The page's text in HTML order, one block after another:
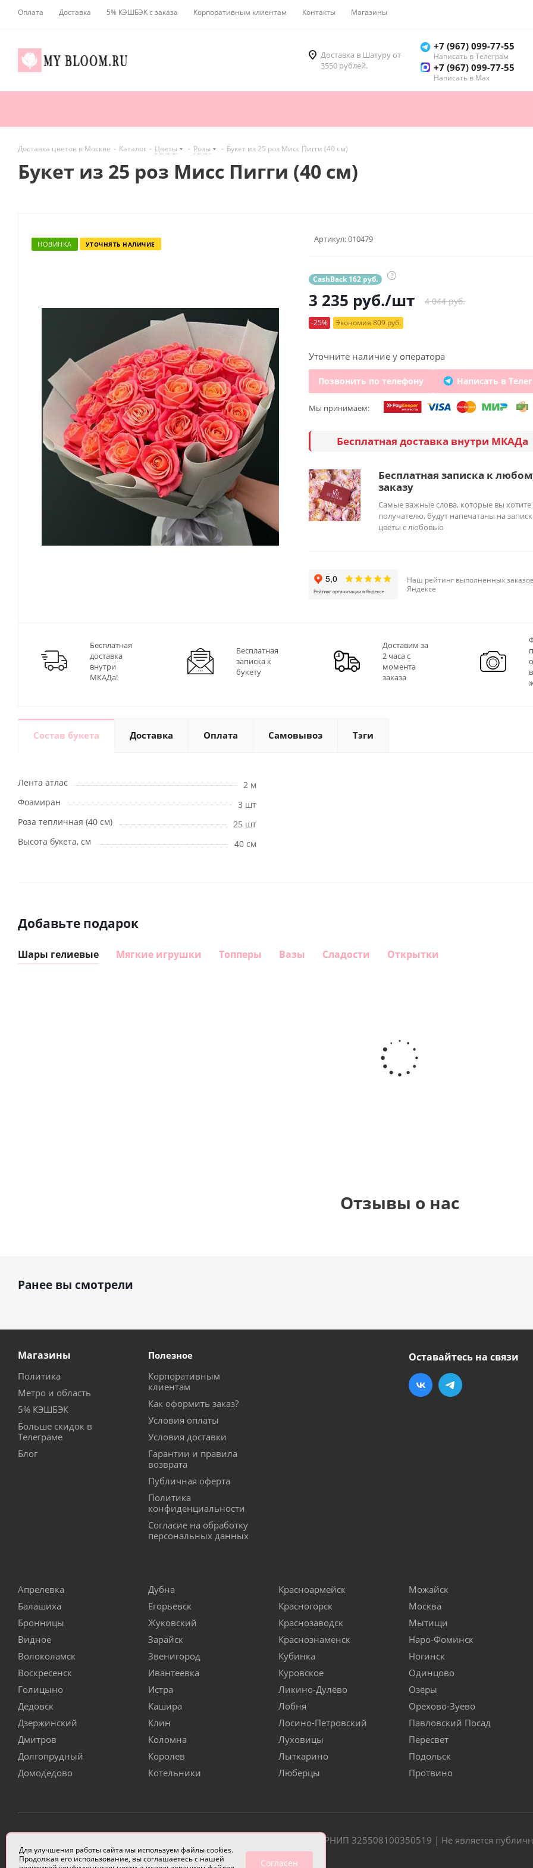
Оплата Доставка 5% КЭШБЭК с заказа Корпоративным клиентам Контакты Магазины
Доставка в Шатуру от
3550 рублей.
+7 (967) 099-77-55
Написать в Телеграм
+7 (967) 099-77-55
Написать в Мах
Доставка цветов в Москве - Каталог - Цветы - Розы - Букет из 25 роз Мисс Пигги (40 см)
Букет из 25 роз Мисс Пигги (40 см)
НОВИНКА УТОЧНЯТЬ НАЛИЧИЕ
Артикул:010479
CashBack 162 руб. ?
3 235 руб./шт 4 044 руб.
-25% Экономия 809 руб.
Уточните наличие у оператора
Позвонить по телефону Написать в
Мы принимаем:
Бесплатная доставка внутри МКАДа
Бесплатная записка к
заказу
Самые важные слова, которые вы хотите
получателю, будут напечатаны на
цветы с любовью
Наш рейтинг выполненных
Яндексе
Бесплатная
доставка
внутри
МКАДа!
Бесплатная
записка к
букету
Доставим за
2 часа с
момента
заказа
Состав букета Доставка Оплата Самовывоз Тэги
Лента атлас
2 м
Фоамиран
3 шт
Роза тепличная (40 см)
25 шт
Высота букета, см
40 см
Добавьте подарок
Шары гелиевые Мягкие игрушки Топперы Вазы Сладости Открытки
гелиевый
цифра 1
(40х102
Отзывы о нас
Ранее вы смотрели
Магазины
Политика
Метро и область
5% КЭШБЭК
Больше скидок в
Телеграме
Блог
Полезное
Корпоративным
клиентам
Как оформить заказ?
Условия оплаты
Условия доставки
Гарантии и правила
возврата
Публичная оферта
Политика
конфиденциальности
Согласие на обработку
персональных данных
Оставайтесь на связи
Апрелевка
Балашиха
Бронницы
Видное
Волоколамск
Воскресенск
Голицыно
Дедовск
Дзержинский
Дмитров
Долгопрудный
Домодедово
Дубна
Егорьевск
Жуковский
Зарайск
Звенигород
Ивантеевка
Истра
Кашира
Клин
Коломна
Королев
Котельники
Красноармейск
Красногорск
Краснозаводск
Краснознаменск
Кубинка
Куровское
Ликино-Дулёво
Лобня
Лосино-Петровский
Луховицы
Лыткарино
Люберцы
Можайск
Москва
Мытищи
Наро-Фоминск
Ногинск
Одинцово
Озёры
Орехово-Зуево
Павловский Посад
Пересвет
Подольск
Протвино
ИП Чулкова Анастасия Александровна ИНН 331405822720 | ОГРН/ОГРНИП 325508100350519 | Не является
Для улучшения работы сайта мы используем файлы cookies.
Продолжая его использование, вы соглашаетесь с нашей
Согласен